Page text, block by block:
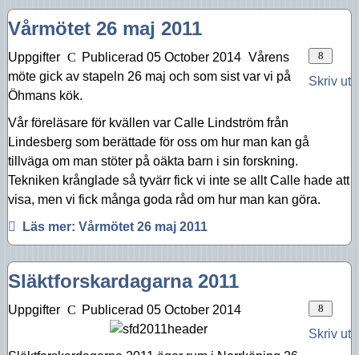
Aktiviteter 2014
Aktiviteter 2012
Aktiviteter 2011
Aktiviteter 2010
Vårmötet 26 maj 2011
Skriv ut
Uppgifter Publicerad 05 October 2014 Vårens
möte gick av stapeln 26 maj och som sist var vi på
Öhmans kök.
Vår föreläsare för kvällen var Calle Lindström från
Lindesberg som berättade för oss om hur man kan gå
tillväga om man stöter på oäkta barn i sin forskning.
Tekniken krånglade så tyvärr fick vi inte se allt Calle hade att
visa, men vi fick många goda råd om hur man kan göra.
Läs mer: Vårmötet 26 maj 2011
Släktforskardagarna 2011
Skriv ut
Uppgifter Publicerad 05 October 2014